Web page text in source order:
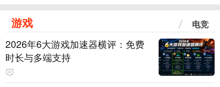
游戏 电竞
2026年6大游戏加速器横评：免费
时长与多端支持